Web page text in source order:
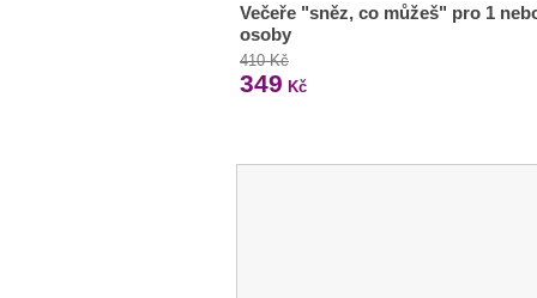
Večeře "sněz, co můžeš" pro 1
osoby
410 Kč
349 Kč